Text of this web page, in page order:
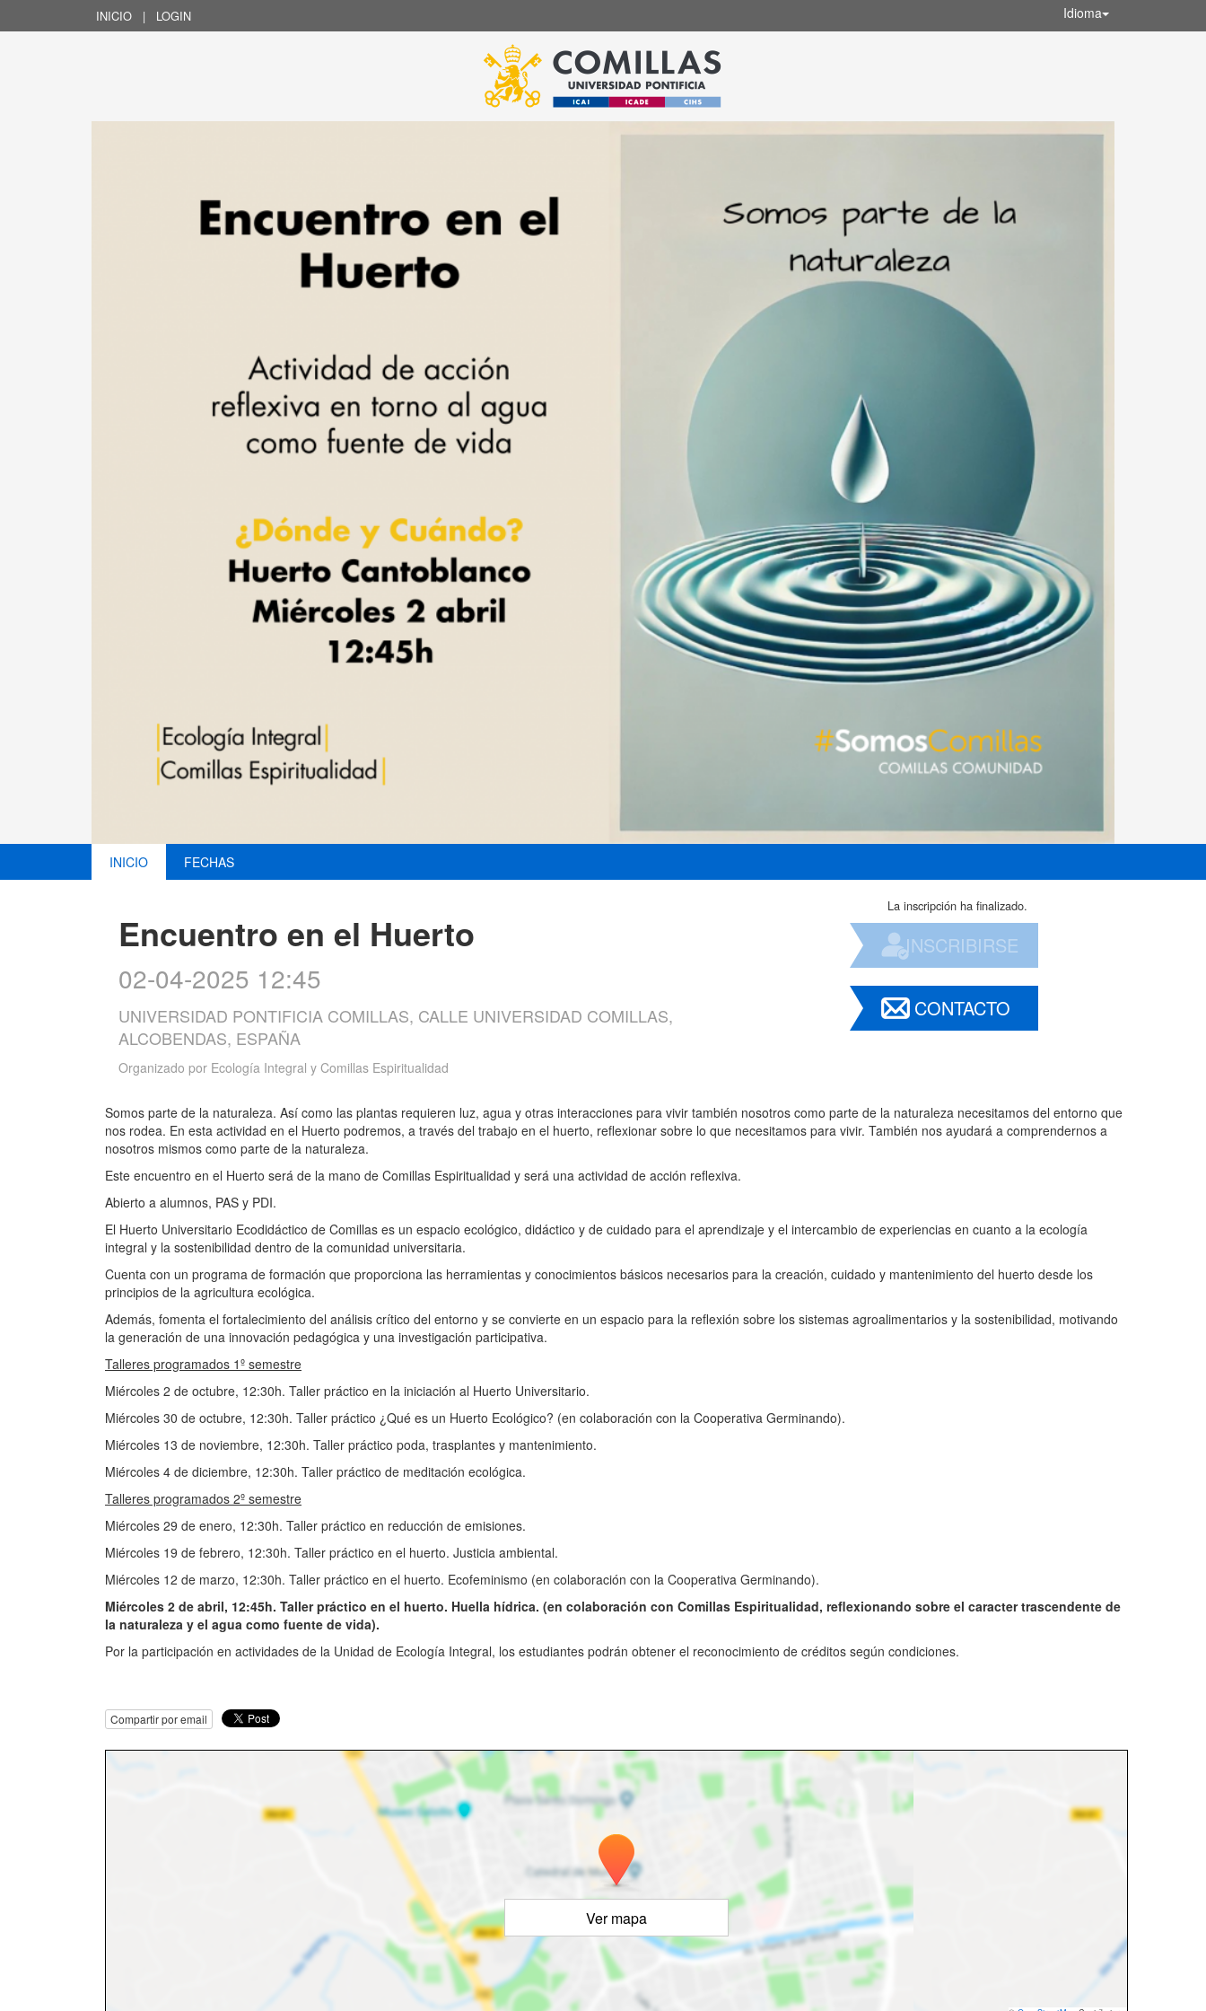
INICIO | LOGIN Idioma
INICIO FECHAS
Encuentro en el Huerto
02-04-2025 12:45
UNIVERSIDAD PONTIFICIA COMILLAS, CALLE UNIVERSIDAD COMILLAS,
ALCOBENDAS, ESPAÑA
Organizado por Ecología Integral y Comillas Espiritualidad
La inscripción ha finalizado.
INSCRIBIRSE
CONTACTO
Somos parte de la naturaleza. Así como las plantas requieren luz, agua y otras interacciones para vivir también nosotros como parte de la naturaleza necesitamos del entorno que
nos rodea. En esta actividad en el Huerto podremos, a través del trabajo en el huerto, reflexionar sobre lo que necesitamos para vivir. También nos ayudará a comprendernos a
nosotros mismos como parte de la naturaleza.
Este encuentro en el Huerto será de la mano de Comillas Espiritualidad y será una actividad de acción reflexiva.
Abierto a alumnos, PAS y PDI.
El Huerto Universitario Ecodidáctico de Comillas es un espacio ecológico, didáctico y de cuidado para el aprendizaje y el intercambio de experiencias en cuanto a la ecología
integral y la sostenibilidad dentro de la comunidad universitaria.
Cuenta con un programa de formación que proporciona las herramientas y conocimientos básicos necesarios para la creación, cuidado y mantenimiento del huerto desde los
principios de la agricultura ecológica.
Además, fomenta el fortalecimiento del análisis crítico del entorno y se convierte en un espacio para la reflexión sobre los sistemas agroalimentarios y la sostenibilidad, motivando
la generación de una innovación pedagógica y una investigación participativa.
Talleres programados 1º semestre
Miércoles 2 de octubre, 12:30h. Taller práctico en la iniciación al Huerto Universitario.
Miércoles 30 de octubre, 12:30h. Taller práctico ¿Qué es un Huerto Ecológico? (en colaboración con la Cooperativa Germinando).
Miércoles 13 de noviembre, 12:30h. Taller práctico poda, trasplantes y mantenimiento.
Miércoles 4 de diciembre, 12:30h. Taller práctico de meditación ecológica.
Talleres programados 2º semestre
Miércoles 29 de enero, 12:30h. Taller práctico en reducción de emisiones.
Miércoles 19 de febrero, 12:30h. Taller práctico en el huerto. Justicia ambiental.
Miércoles 12 de marzo, 12:30h. Taller práctico en el huerto. Ecofeminismo (en colaboración con la Cooperativa Germinando).
Miércoles 2 de abril, 12:45h. Taller práctico en el huerto. Huella hídrica. (en colaboración con Comillas Espiritualidad, reflexionando sobre el caracter trascendente de
la naturaleza y el agua como fuente de vida).
Por la participación en actividades de la Unidad de Ecología Integral, los estudiantes podrán obtener el reconocimiento de créditos según condiciones.
Compartir por email
Ver mapa